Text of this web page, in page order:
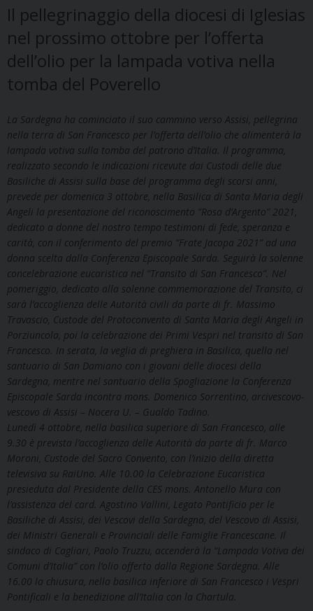
Il pellegrinaggio della diocesi di Iglesias
nel prossimo ottobre per l’offerta
dell’olio per la lampada votiva nella
tomba del Poverello
La Sardegna ha cominciato il suo cammino verso Assisi, pellegrina
nella terra di San Francesco per l’offerta dell’olio che alimenterà la
lampada votiva sulla tomba del patrono d’Italia. Il programma,
realizzato secondo le indicazioni ricevute dai Custodi delle due
Basiliche di Assisi sulla base del programma degli scorsi anni,
prevede per domenica 3 ottobre, nella Basilica di Santa Maria degli
Angeli la presentazione del riconoscimento “Rosa d’Argento” 2021,
dedicato a donne del nostro tempo testimoni di fede, speranza e
carità, con il conferimento del premio “Frate Jacopa 2021” ad una
donna scelta dalla Conferenza Episcopale Sarda. Seguirà la solenne
concelebrazione eucaristica nel “Transito di San Francesco”. Nel
pomeriggio, dedicato alla solenne commemorazione del Transito, ci
sarà l’accoglienza delle Autorità civili da parte di fr. Massimo
Travascio, Custode del Protoconvento di Santa Maria degli Angeli in
Porziuncola, poi la celebrazione dei Primi Vespri nel transito di San
Francesco. In serata, la veglia di preghiera in Basilica, quella nel
santuario di San Damiano con i giovani delle diocesi della
Sardegna, mentre nel santuario della Spogliazione la Conferenza
Episcopale Sarda incontra mons. Domenico Sorrentino, arcivescovo-
vescovo di Assisi – Nocera U. – Gualdo Tadino.
Lunedì 4 ottobre, nella basilica superiore di San Francesco, alle
9.30 è prevista l’accoglienza delle Autorità da parte di fr. Marco
Moroni, Custode del Sacro Convento, con l’inizio della diretta
televisiva su RaiUno. Alle 10.00 la Celebrazione Eucaristica
presieduta dal Presidente della CES mons. Antonello Mura con
l’assistenza del card. Agostino Vallini, Legato Pontificio per le
Basiliche di Assisi, dei Vescovi della Sardegna, del Vescovo di Assisi,
dei Ministri Generali e Provinciali delle Famiglie Francescane. Il
sindaco di Cagliari, Paolo Truzzu, accenderà la “Lampada Votiva dei
Comuni d’Italia” con l’olio offerto dalla Regione Sardegna. Alle
16.00 la chiusura, nella basilica inferiore di San Francesco i Vespri
Pontificali e la benedizione all’Italia con la Chartula.